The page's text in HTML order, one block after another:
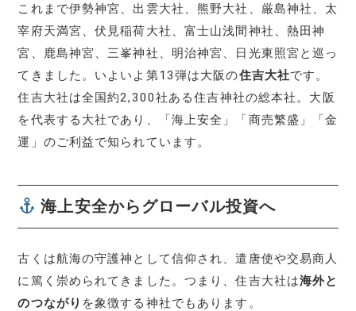
これまで伊勢神宮、出雲大社、熊野大社、厳島神社、太
宰府天満宮、伏見稲荷大社、富士山浅間神社、熱田神
宮、鹿島神宮、三峯神社、明治神宮、日光東照宮と巡っ
てきました。いよいよ第13弾は大阪の住吉大社です。
住吉大社は全国約2,300社ある住吉神社の総本社。大阪
を代表する大社であり、「海上安全」「商売繁盛」「金
運」のご利益で知られています。
海上安全からグローバル投資へ
古くは航海の守護神として信仰され、遣唐使や交易商人
に篤く崇められてきました。つまり、住吉大社は海外と
のつながり を象徴する神社でもあります。